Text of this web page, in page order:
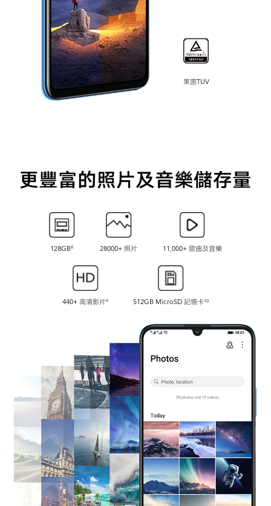
萊茵TUV
更豐富的照片及音樂儲存量
128GB8 28000+ 照片 11,000+ 歌曲及音樂
440+ 高清影片9 512GB MicroSD 記憶卡10